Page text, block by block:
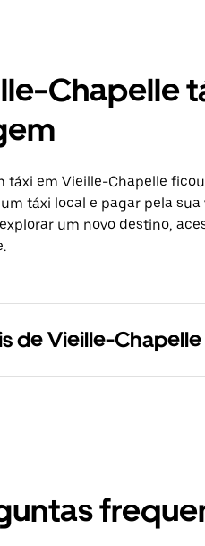
Chapelle
táxi em Vieille-Chapelle
táxi local e pagar pela
um novo destino,
de Vieille-Chapelle